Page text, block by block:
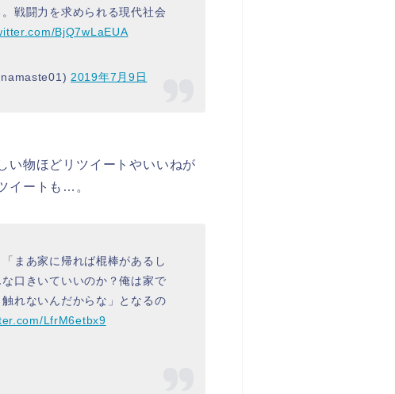
戦闘力を求められる現代社会
BjQ7wLaEUA
2019年7月9日
い物ほどリツイートやいいねが
イートも…。
まあ家に帰れば棍棒があるし
口きいていいのか？俺は家で
れないんだからな」となるの
LfrM6etbx9